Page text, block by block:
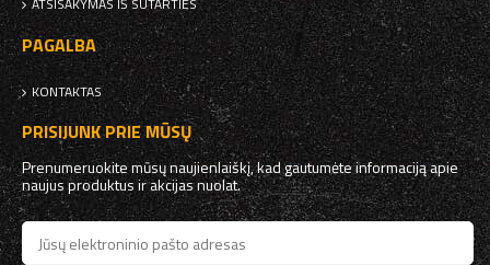
PAGALBA
KONTAKTAS
PRISIJUNK PRIE MŪSŲ
Prenumeruokite mūsų naujienlaiškį, kad gautumėte informaciją apie
naujus produktus ir akcijas nuolat.